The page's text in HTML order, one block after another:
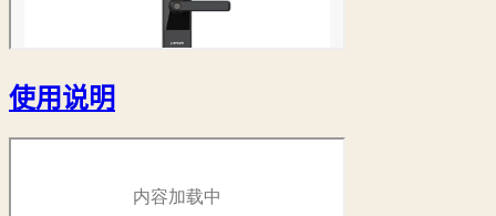
使用说明